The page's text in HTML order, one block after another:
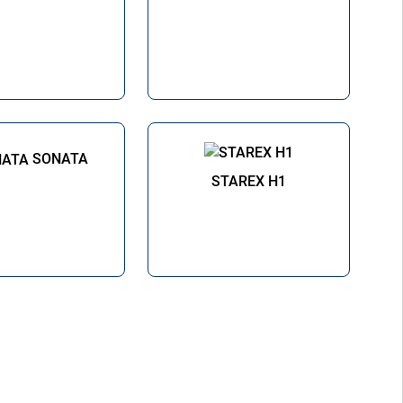
SONATA
STAREX H1